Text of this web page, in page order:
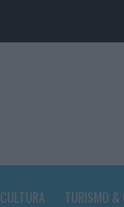
CULTURA TURISMO &